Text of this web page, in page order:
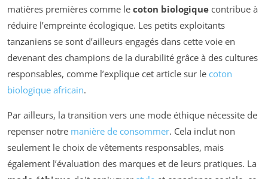
matières premières comme le coton biologique contribue à
réduire l’empreinte écologique. Les petits exploitants
tanzaniens se sont d’ailleurs engagés dans cette voie en
devenant des champions de la durabilité grâce à des cultures
responsables, comme l’explique cet article sur le coton
biologique africain.
Par ailleurs, la transition vers une mode éthique nécessite de
repenser notre manière de consommer. Cela inclut non
seulement le choix de vêtements responsables, mais
également l’évaluation des marques et de leurs pratiques. La